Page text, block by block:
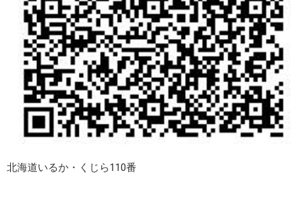
北海道いるか・くじら110番